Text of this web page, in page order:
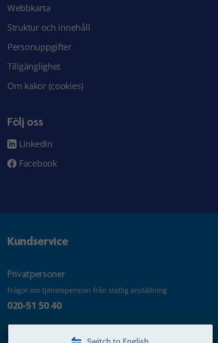
Webbkarta
Struktur och innehåll
Personuppgifter
Tillgänglighet
Om kakor (cookies)
Följ oss
LinkedIn
Facebook
Kundservice
Privatpersoner
Frågor om tjänstepension från statlig anställning
020-51 50 40
Frågor om utbetalning